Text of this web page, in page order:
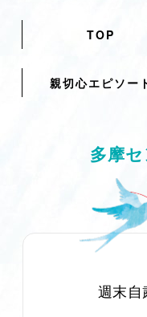
TOP
親切心エピソー
多摩
週末